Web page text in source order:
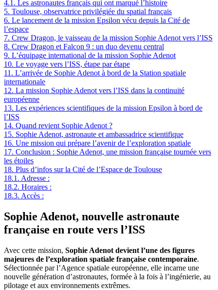
4.1. Les astronautes français qui ont marqué l’histoire
5. Toulouse, observatrice privilégiée du spatial français
6. Le lancement de la mission Epsilon vécu depuis la Cité de
l’espace
7. Crew Dragon, le vaisseau de la mission Sophie Adenot vers l’ISS
8. Crew Dragon et Falcon 9 : un duo devenu central
9. L’équipage international de la mission Sophie Adenot
10. Le voyage vers l’ISS, étape par étape
11. L’arrivée de Sophie Adenot à bord de la Station spatiale
internationale
12. La mission Sophie Adenot vers l’ISS dans la continuité
européenne
13. Les expériences scientifiques de la mission Epsilon à bord de
l’ISS
14. Quand revient Sophie Adenot ?
15. Sophie Adenot, astronaute et ambassadrice scientifique
16. Une mission qui prépare l’avenir de l’exploration spatiale
17. Conclusion : Sophie Adenot, une mission française tournée vers
les étoiles
18. Plus d’infos sur la Cité de l’Espace de Toulouse
18.1. Adresse :
18.2. Horaires :
18.3. Accès :
Sophie Adenot, nouvelle astronaute
française en route vers l’ISS
Avec cette mission, Sophie Adenot devient l’une des figures
majeures de l’exploration spatiale française contemporaine.
Sélectionnée par l’Agence spatiale européenne, elle incarne une
nouvelle génération d’astronautes, formée à la fois à l’ingénierie, au
pilotage et aux environnements extrêmes.